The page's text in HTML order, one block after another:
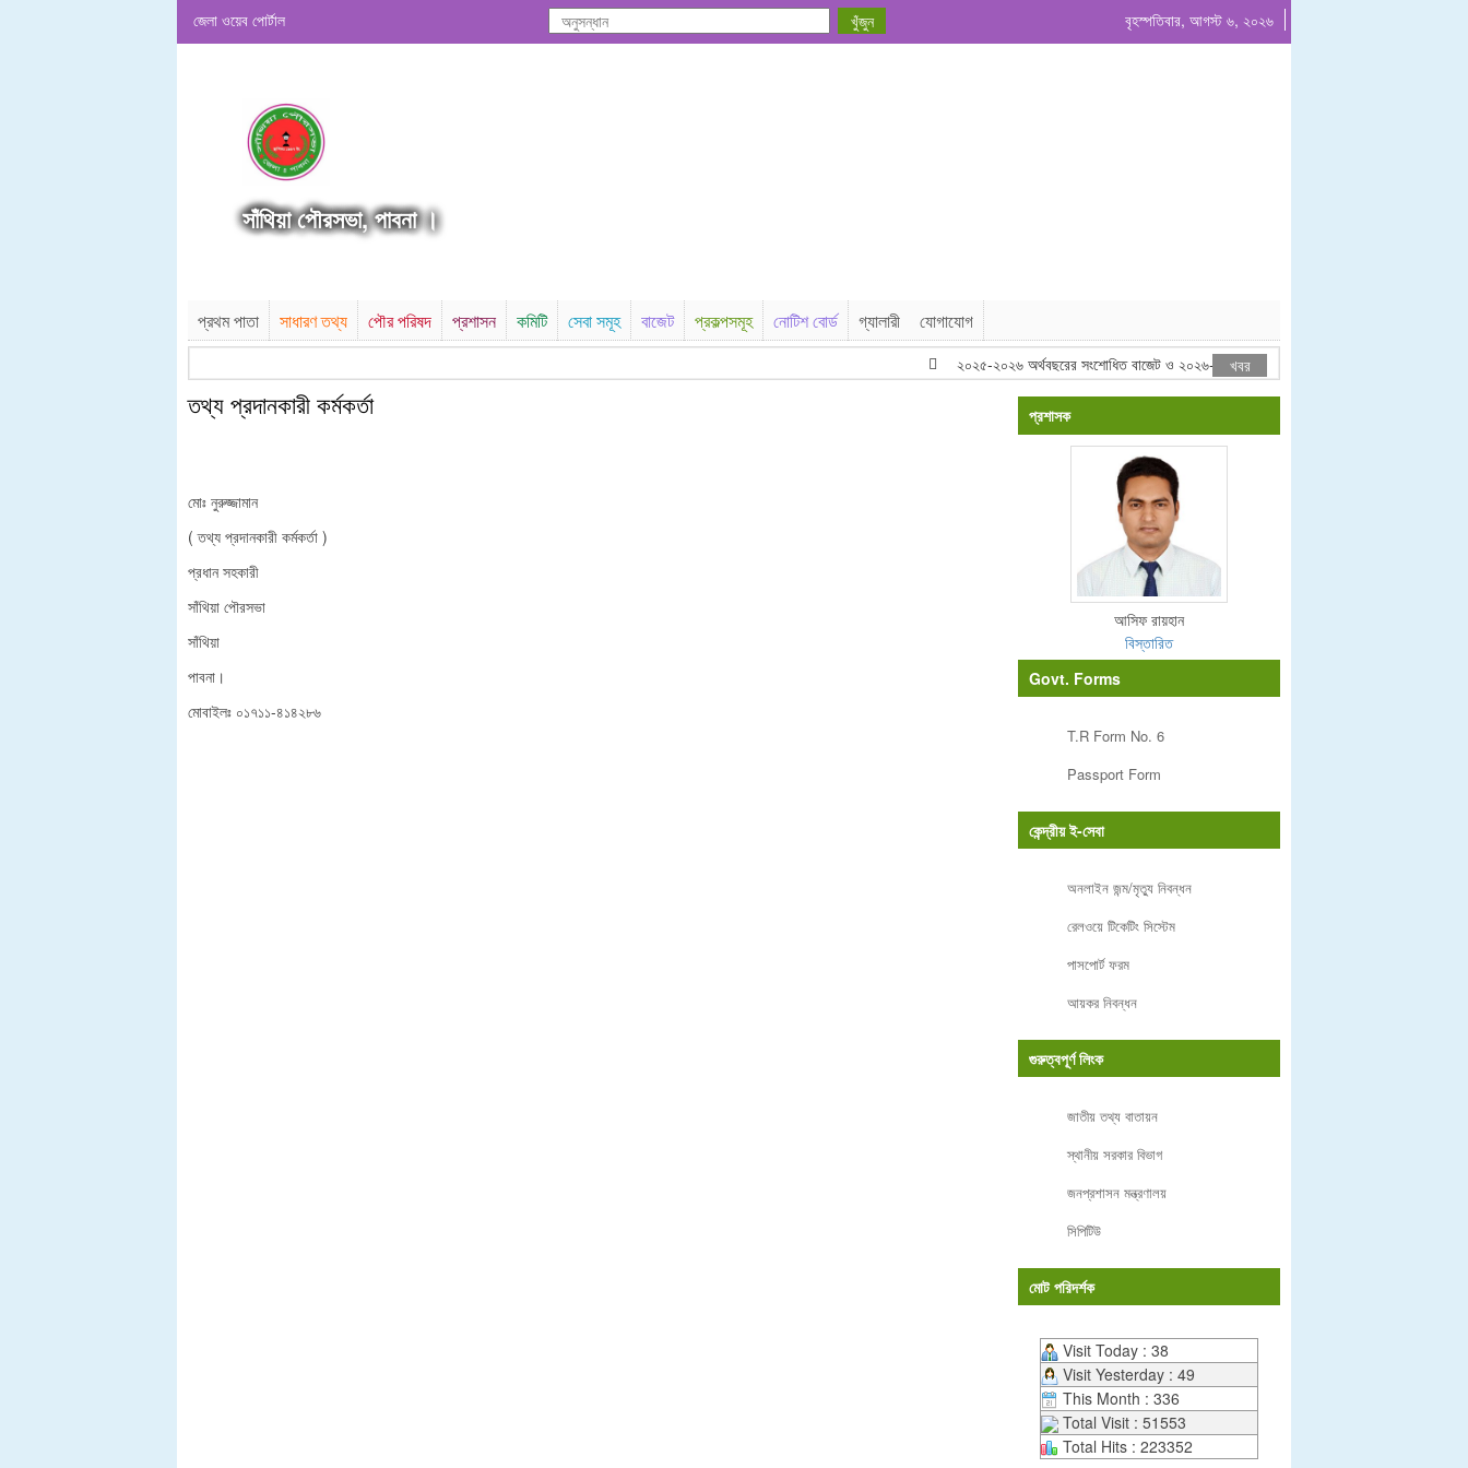
জেলা ওয়েব পোর্টাল বৃহস্পতিবার, আগস্ট ৬, ২০২৬
সাঁথিয়া পৌরসভা, পাবনা ।
প্রথম পাতা সাধারণ তথ্য পৌর পরিষদ প্রশাসন কমিটি সেবা সমূহ বাজেট প্রকল্পসমূহ নোটিশ বোর্ড গ্যালারী যোগাযোগ
২০২৫-২০২৬ অর্থবছরের সংশোধিত বাজেট ও ২০২৬-২০২৭ অর্থবছরের প্রস্তাবিত বাজেট ঘোষনা
খবর
তথ্য প্রদানকারী কর্মকর্তা
মোঃ নুরুজ্জামান
( তথ্য প্রদানকারী কর্মকর্তা )
প্রধান সহকারী
সাঁথিয়া পৌরসভা
সাঁথিয়া
পাবনা ।
মোবাইলঃ ০১৭১১-৪১৪২৮৬
প্রশাসক
আসিফ রায়হান
বিস্তারিত
Govt. Forms
T.R Form No. 6
Passport Form
কেন্দ্রীয় ই-সেবা
অনলাইন জন্ম/মৃত্যু নিবন্ধন
রেলওয়ে টিকেটিং সিস্টেম
পাসপোর্ট ফরম
আয়কর নিবন্ধন
গুরুত্বপূর্ণ লিংক
জাতীয় তথ্য বাতায়ন
স্থানীয় সরকার বিভাগ
জনপ্রশাসন মন্ত্রণালয়
সিপিটিউ
মোট পরিদর্শক
Visit Today : 38
Visit Yesterday : 49
This Month : 336
Total Visit : 51553
Total Hits : 223352